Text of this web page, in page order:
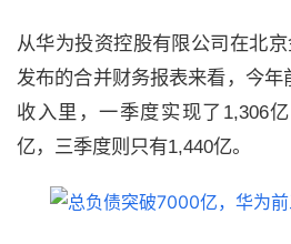
从华为投资控股有限公司在北
发布的合并财务报表来看，今年
收入里，一季度实现了 1,306
亿，三季度则只有1,440亿。